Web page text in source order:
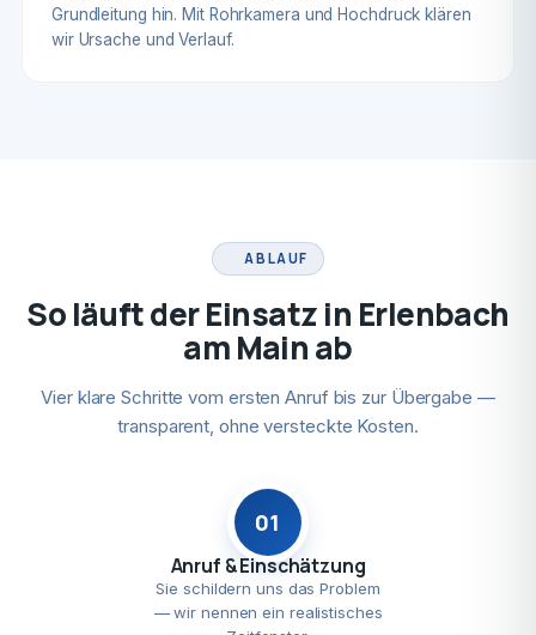
Grundleitung hin. Mit Rohrkamera und Hochdruck klären
wir Ursache und Verlauf.
ABLAUF
So läuft der Einsatz in Erlenbach
am Main ab
Vier klare Schritte vom ersten Anruf bis zur Übergabe —
transparent, ohne versteckte Kosten.
01
Anruf & Einschätzung
Sie schildern uns das Problem
— wir nennen ein realistisches